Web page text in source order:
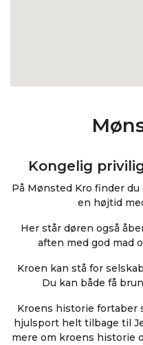
Kongelig
På Mønsted Kro finder
en højtid
Her står døren også
aften med god mad
Kroen kan stå for
Du kan både få
Kroens historie fortaber
hjulsport helt tilbage til
mere om kroens historie